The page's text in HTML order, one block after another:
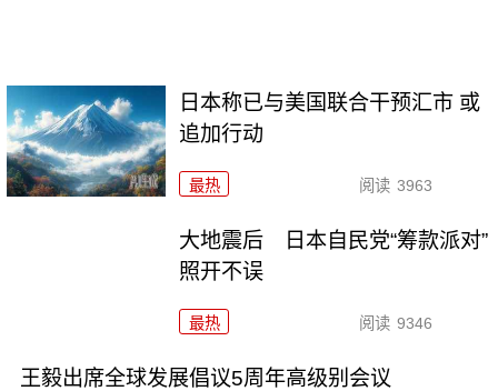
日本称已与美国联合干预汇市 或
追加行动
最热 阅读 3963
大地震后 日本自民党“筹款派对”
照开不误
最热 阅读 9346
王毅出席全球发展倡议5周年高级别会议